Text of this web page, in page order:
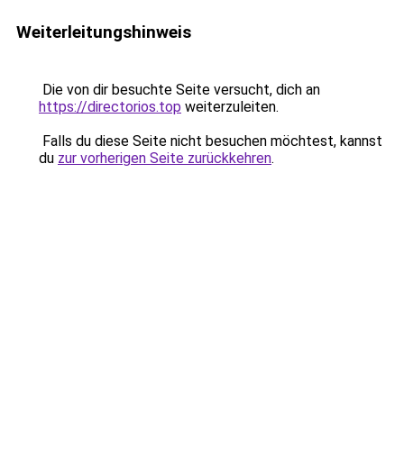
Weiterleitungshinweis
Die von dir besuchte Seite versucht, dich an
https://directorios.top weiterzuleiten.
Falls du diese Seite nicht besuchen möchtest, kannst
du zur vorherigen Seite zurückkehren.